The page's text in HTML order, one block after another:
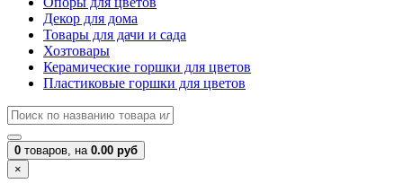
Декор для дома
Товары для дачи и сада
Хозтовары
Керамические горшки для цветов
Пластиковые горшки для цветов
0 товаров, на 0.00 руб
×